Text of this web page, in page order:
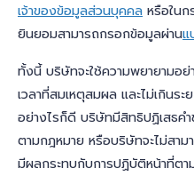
เจ้าของข้อมูลส่วนบุคคล หรือใน
ยินยอมสามารถกรอกข้อมูลผ่านแ
ทั้งนี้ บริษัทจะใช้ความพยายามอย่
เวลาที่สมเหตุสมผล และไม่เกินร
อย่างไรก็ดี บริษัทมีสิทธิปฏิเสธค
ตามกฎหมาย หรือบริษัทจะไม่ส
มีผลกระทบกับการปฏิบัติหน้าที่ต